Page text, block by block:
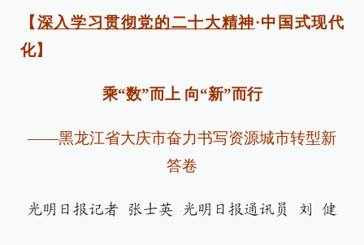
【深入学习贯彻党的二十大精神·中国式现代
化】
乘“数”而上 向“新”而行
——黑龙江省大庆市奋力书写资源城市转型新
答卷
光明日报记者 张士英 光明日报通讯员 刘 健